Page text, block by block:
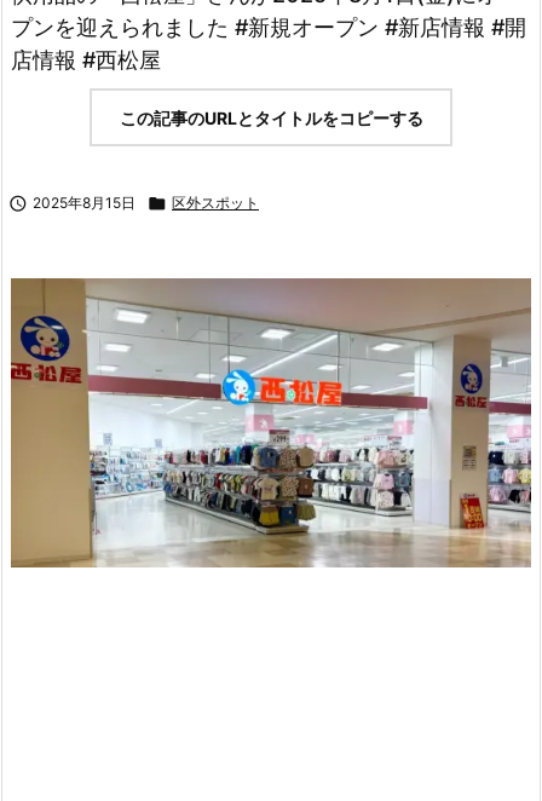
プンを迎えられました #新規オープン #新店情報 #開
店情報 #西松屋
この記事のURLとタイトルをコピーする
 2025年8月15日  区外スポット